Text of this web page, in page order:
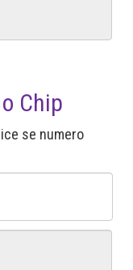
Chip
se numero